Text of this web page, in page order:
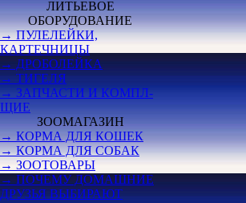
ЛИТЬЕВОЕ
ОБОРУДОВАНИЕ
→ ПУЛЕЛЕЙКИ,
КАРТЕЧНИЦЫ
→ ДРОБОЛЕЙКА
→ ТИГЕЛЯ
→ ЗАПЧАСТИ И КОМПЛ-
ЩИЕ
ЗООМАГАЗИН
→ КОРМА ДЛЯ КОШЕК
→ КОРМА ДЛЯ СОБАК
→ ЗООТОВАРЫ
→ ПОЧЕМУ ДОМАШНИЕ
ДРУЗЬЯ ВЫБИРАЮТ